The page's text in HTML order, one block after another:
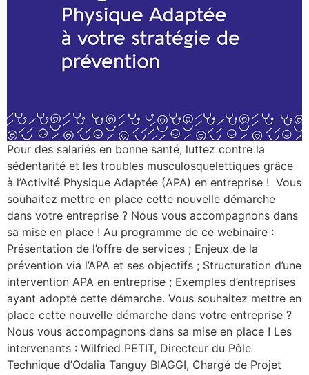
Pour des salariés en bonne santé, luttez contre la
sédentarité et les troubles musculosquelettiques grâce
à l’Activité Physique Adaptée (APA) en entreprise ! Vous
souhaitez mettre en place cette nouvelle démarche
dans votre entreprise ? Nous vous accompagnons dans
sa mise en place ! Au programme de ce webinaire :
Présentation de l’offre de services ; Enjeux de la
prévention via l’APA et ses objectifs ; Structuration d’une
intervention APA en entreprise ; Exemples d’entreprises
ayant adopté cette démarche. Vous souhaitez mettre en
place cette nouvelle démarche dans votre entreprise ?
Nous vous accompagnons dans sa mise en place ! Les
intervenants : Wilfried PETIT, Directeur du Pôle
Technique d’Odalia Tanguy BIAGGI, Chargé de Projet